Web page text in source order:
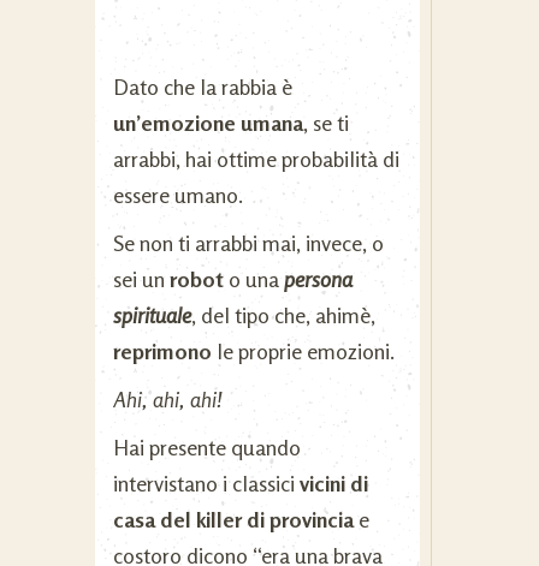
Dato che la rabbia è
un’emozione umana, se ti
arrabbi, hai ottime probabilità di
essere umano.
Se non ti arrabbi mai, invece, o
sei un robot o unapersona
spirituale, del tipo che, ahimè,
reprimono le proprie emozioni.
Ahi, ahi, ahi!
Hai presente quando
intervistano i classici vicini di
casa del killer di provinciae
costoro dicono “era una brava